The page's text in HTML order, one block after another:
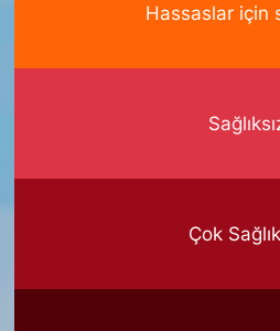
Hassaslar için
Çok